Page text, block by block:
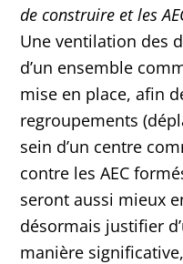
de construire et les
Une ventilation des
d’un ensemble
mise en place, afin
regroupements
sein d’un centre
contre les AEC
seront aussi mieux
désormais justifier
manière